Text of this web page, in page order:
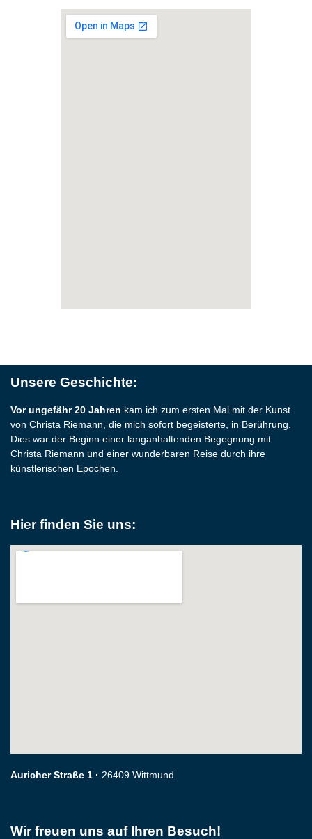
Unsere Geschichte:
Vor ungefähr 20 Jahren kam ich zum ersten Mal mit der Kunst
von Christa Riemann, die mich sofort begeisterte, in Berührung.
Dies war der Beginn einer langanhaltenden Begegnung mit
Christa Riemann und einer wunderbaren Reise durch ihre
künstlerischen Epochen.
Hier finden Sie uns:
Auricher Straße 1 · 26409 Wittmund
Wir freuen uns auf Ihren Besuch!